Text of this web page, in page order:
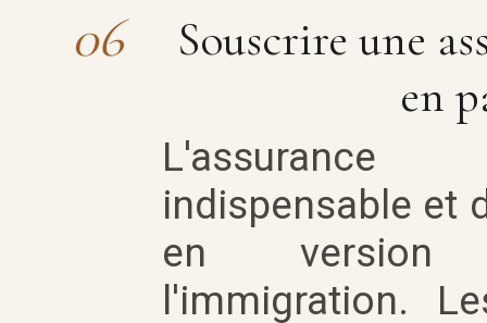
06
Souscrire une
en
indispensable et
en version
l'immigration.